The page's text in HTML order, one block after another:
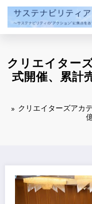
ン
クリエイター
式開催、累計
クリエイターズアカ